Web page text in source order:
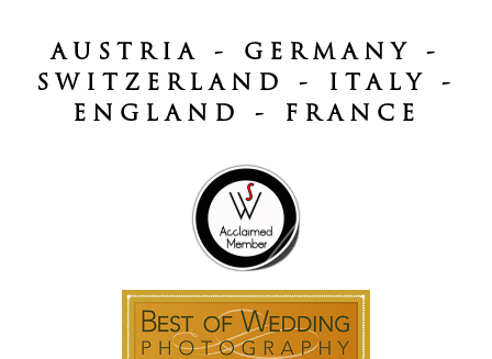
AUSTRIA - GERMANY -
SWITZERLAND - ITALY -
ENGLAND - FRANCE